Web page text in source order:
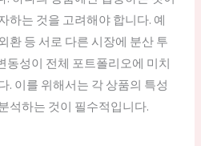
하는 것을 고려해야 합니다. 예
환 등 서로 다른 시장에 분산 투
동성이 전체 포트폴리오에 미치
. 이를 위해서는 각 상품의 특성
석하는 것이 필수적입니다.